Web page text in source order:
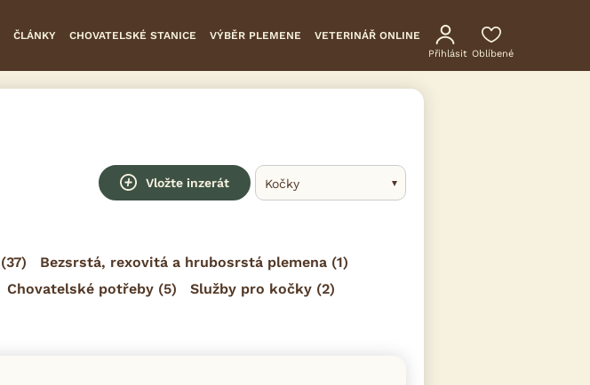
ČLÁNKY CHOVATELSKÉ STANICE VÝBĚR PLEMENE VETERINÁŘ ONLINE
Přihlásit Oblíbené
Vložte inzerát Kočky
(37) Bezsrstá, rexovitá a hrubosrstá plemena (1)
Chovatelské potřeby (5) Služby pro kočky (2)